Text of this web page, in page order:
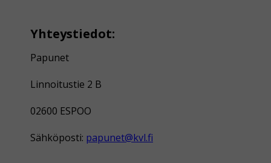
Yhteystiedot:
Papunet
Linnoitustie 2 B
02600 ESPOO
Sähköposti: papunet@kvl.fi